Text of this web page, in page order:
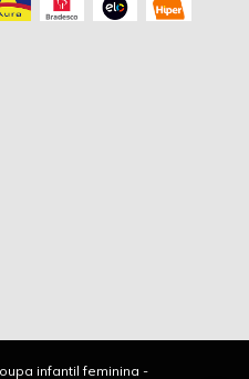
infantil feminina -